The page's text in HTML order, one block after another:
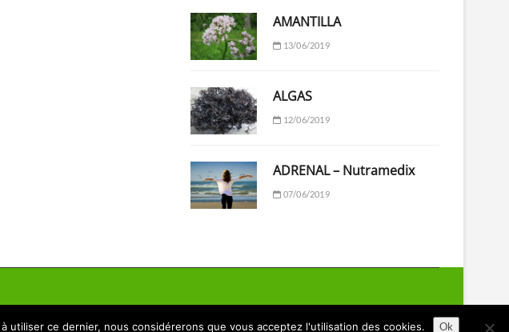
AMANTILLA
13/06/2019
ALGAS
12/06/2019
ADRENAL – Nutramedix
07/06/2019
ce dernier, nous considérerons que vous acceptez l'utilisation des cookies. Ok